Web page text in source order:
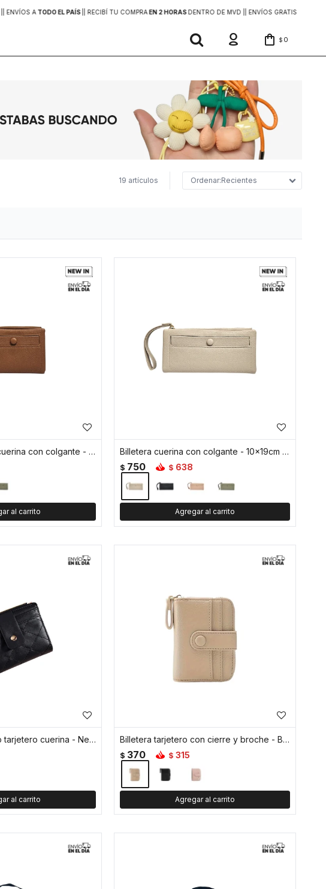
| ENVÍOS A TODO EL PAÍS | RECIBÍ TU COMPRAEN 2 HORASDENTRO DE MVD | | ENVÍOS GRATIS
$ 0
19 artículos Recientes
Billetera tarjetero cuerina con colgante - 11x14cm - Marron Billetera cuerina con colgante - 10x19cm - Beige
$ 750 $ 638
Billetera monedero tarjetero cuerina - Negro Billetera tarjetero con cierre y broche - Beige
$ 370 $ 315